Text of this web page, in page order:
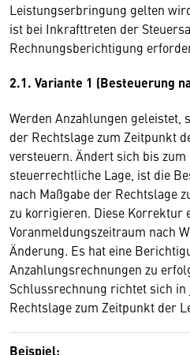
Leistungserbringung gelten
ist bei Inkrafttreten der
Rechnungsberichtigung
2.1. Variante 1 (Besteuerung
Werden Anzahlungen geleistet,
der Rechtslage zum Zeitpunkt
versteuern. Ändert sich bis
steuerrechtliche Lage, ist die
nach Maßgabe der Rechtslage
zu korrigieren. Diese Korrektur
Voranmeldungszeitraum nach
Änderung. Es hat eine
Anzahlungsrechnungen zu
Schlussrechnung richtet sich
Rechtslage zum Zeitpunkt der
Beispiel: